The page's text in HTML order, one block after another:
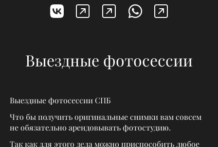
Выездные фотосессии
Выездные фотосессии СПБ
Что бы получить оригинальные снимки вам совсем
не обязательно арендовывать фотостудию.
Так как для этого дела можно приспособить любое